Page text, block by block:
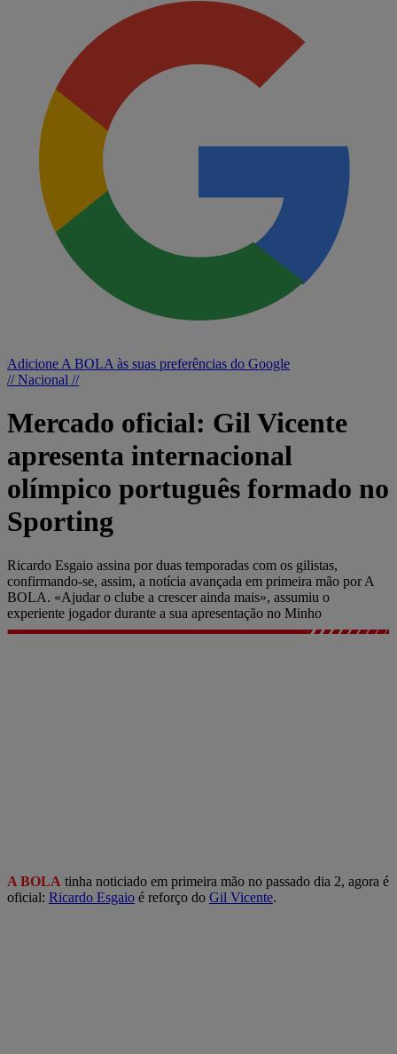
Adicione A BOLA às suas preferências do Google
// Nacional //
Mercado oficial: Gil Vicente
apresenta internacional
olímpico português formado no
Sporting
Ricardo Esgaio assina por duas temporadas com os gilistas,
confirmando-se, assim, a notícia avançada em primeira mão por A
BOLA. «Ajudar o clube a crescer ainda mais», assumiu o
experiente jogador durante a sua apresentação no Minho
A BOLA tinha noticiado em primeira mão no passado dia 2, agora é
oficial: Ricardo Esgaio é reforço do Gil Vicente.